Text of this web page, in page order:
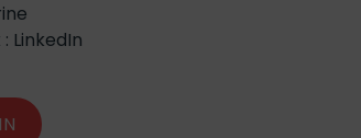
LinkedIn